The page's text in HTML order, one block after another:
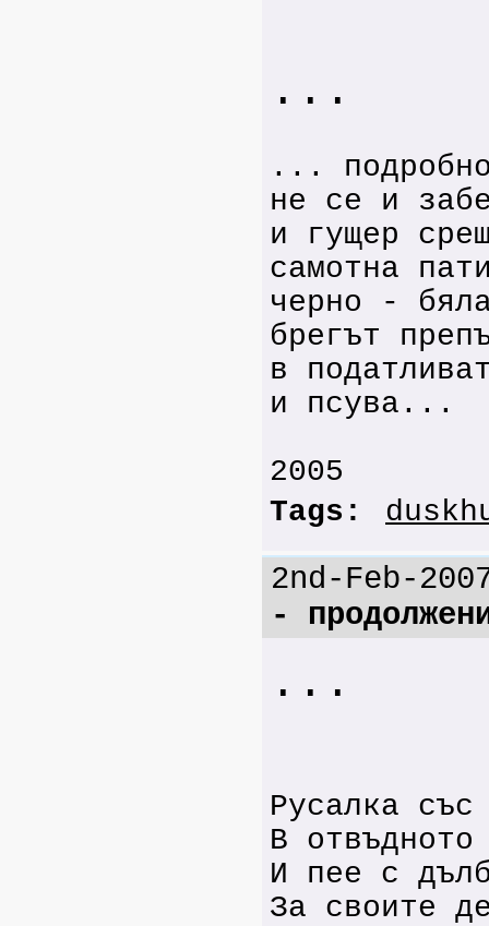
...
...
не се и
и гущер
самотна
черно -
брегът
в
и псува...
2005
Tags:
2nd-Feb-
-
...
Русалка
В
И пее с
За своите